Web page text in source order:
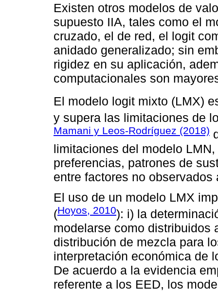
Existen otros modelos de
supuesto IIA, tales como el
cruzado, el de red, el logit
anidado generalizado; sin
rigidez en su aplicación,
computacionales son
El modelo logit mixto (LMX)
y supera las limitaciones de
Mamani y Leos-Rodríguez (2018)
limitaciones del modelo
preferencias, patrones de
entre factores no observados
El uso de un modelo LMX
(Hoyos, 2010): i) la
modelarse como distribuidos
distribución de mezcla para
interpretación económica de
De acuerdo a la evidencia
referente a los EED, los